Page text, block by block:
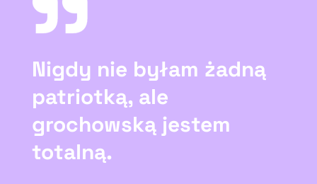
Nigdy nie byłam żadną
patriotką, ale
grochowską jestem
totalną.